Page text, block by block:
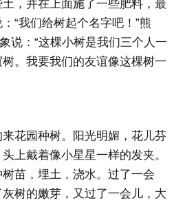
，并在上面施了一些肥料，最
“我们给树起个名字吧！”熊
说：“这棵小树是我们三个人一
。我要我们的友谊像这棵树一
花园种树。阳光明媚，花儿芬
上戴着像小星星一样的发夹。
苗，埋土，浇水。过了一会
树的嫩芽，又过了一会儿，大